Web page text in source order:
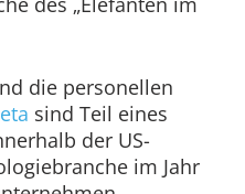
die personellen
sind Teil eines
der US-
im Jahr